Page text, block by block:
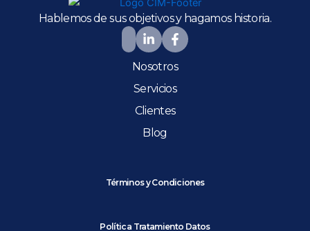
Hablemos de sus objetivos y hagamos historia.
Nosotros
Servicios
Clientes
Blog
Términos y Condiciones
Política Tratamiento Datos